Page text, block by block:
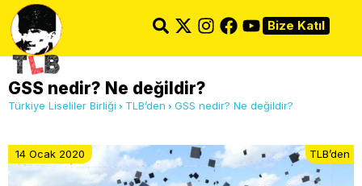
Bize Katıl
GSS nedir? Ne değildir?
Türkiye Liseliler Birliği TLB’den GSS nedir? Ne değildir?
14 Ocak 2020 TLB’den